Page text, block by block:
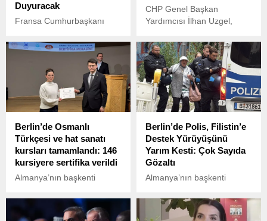
Duyuracak
Fransa Cumhurbaşkanı
ülkesinin Filistin Devleti’ni
açıkladı. Macron, kararın
Eylül ayında Birleşmiş
Milletler Genel Kurulu’nda
kamuoyuna ilan edileceğini
CHP Genel Başkan
Yardımcısı İlhan Uzgel,
gerilime ilişkin hükümetin
sessizliğini eleştirerek,
Türkiye'nin uluslararası
örgütleri harekete geçirmesi
ve diplomatik kanalları
kullanması gerektiğini
bölgedeki tansiyonu
düşürmek için inisiyatif
alması gerektiğini vurguladı.
Berlin’de Osmanlı
Türkçesi ve hat sanatı
kursları tamamlandı: 146
kursiyere sertifika verildi
Almanya’nın başkenti
Osmanlı Türkçesi ve hat
sanatı kursları, büyük bir
Berlin’de Polis, Filistin’e
Destek Yürüyüşünü
Yarım Kesti: Çok Sayıda
Gözaltı
Almanya’nın başkenti
Filistin’e destek yürüyüşü,
polis müdahalesiyle yarıda